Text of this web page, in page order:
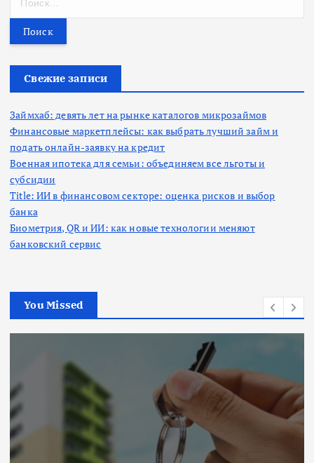
т
Свежие записи
Займхаб: девять лет на рынке каталогов микрозаймов
Финансовые маркетплейсы: как выбрать лучший займ и
подать онлайн-заявку на кредит
Военная ипотека для семьи: объединяем все льготы и
субсидии
Title: ИИ в финансовом секторе: оценка рисков и выбор
банка
Биометрия, QR и ИИ: как новые технологии меняют
банковский сервис
You Missed